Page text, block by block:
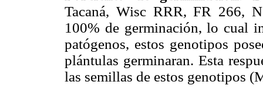
Tacaná, Wisc RRR, FR 266,
100% de germinación, lo cual
patógenos, estos genotipos
plántulas germinaran. Esta
las semillas de estos genotipos